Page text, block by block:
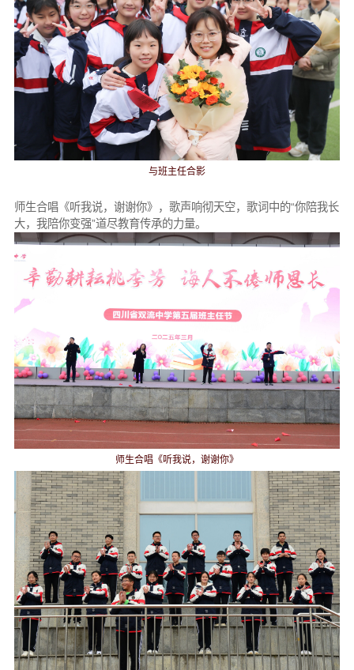
与班主任合影
师生合唱《听我说，谢谢你》，歌声响彻天空，歌词中的“你陪我长
大，我陪你变强”道尽教育传承的力量。
师生合唱《听我说，谢谢你》